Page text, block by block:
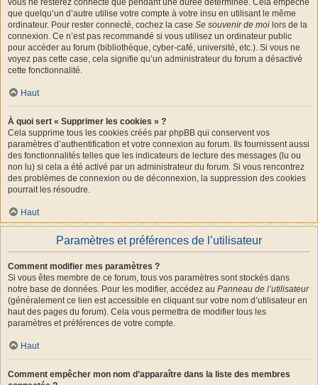
vous ne resterez connecté que pendant une durée déterminée. Cela empêche
que quelqu’un d’autre utilise votre compte à votre insu en utilisant le même
ordinateur. Pour rester connecté, cochez la case Se souvenir de moi lors de la
connexion. Ce n’est pas recommandé si vous utilisez un ordinateur public
pour accéder au forum (bibliothèque, cyber-café, université, etc.). Si vous ne
voyez pas cette case, cela signifie qu’un administrateur du forum a désactivé
cette fonctionnalité.
Haut
À quoi sert « Supprimer les cookies » ?
Cela supprime tous les cookies créés par phpBB qui conservent vos
paramètres d’authentification et votre connexion au forum. Ils fournissent aussi
des fonctionnalités telles que les indicateurs de lecture des messages (lu ou
non lu) si cela a été activé par un administrateur du forum. Si vous rencontrez
des problèmes de connexion ou de déconnexion, la suppression des cookies
pourrait les résoudre.
Haut
Paramètres et préférences de l’utilisateur
Comment modifier mes paramètres ?
Si vous êtes membre de ce forum, tous vos paramètres sont stockés dans
notre base de données. Pour les modifier, accédez au Panneau de l’utilisateur
(généralement ce lien est accessible en cliquant sur votre nom d’utilisateur en
haut des pages du forum). Cela vous permettra de modifier tous les
paramètres et préférences de votre compte.
Haut
Comment empêcher mon nom d’apparaître dans la liste des membres